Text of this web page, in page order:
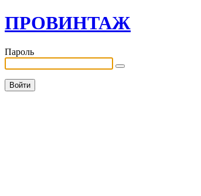
ПРОВИНТАЖ
Пароль